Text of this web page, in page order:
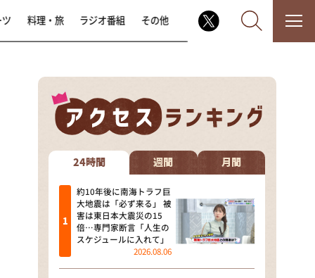
なるみ・岡村の過ぎるTV
相席食堂
これ余談なんですけど・・・
～人生密着トークバラエティ！
～ やすとものいたって真剣です
探偵！ナイトスクープ
料理・旅 ラジオ番組 その他
24時間 週間 月間
約10年後に南海トラフ巨
大地震は「必ず来る」 被
害は東日本大震災の15
倍…専門家断言「人生の
スケジュールに入れて」
2026.08.06